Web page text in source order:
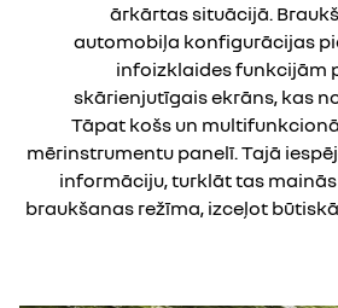
ārkārtas situācijā.
automobiļa konfigurācijas
infoizklaides funkcijām
skārienjutīgais ekrāns, kas
Tāpat košs un
mērinstrumentu panelī. Tajā
informāciju, turklāt tas
braukšanas režīma, izceļot